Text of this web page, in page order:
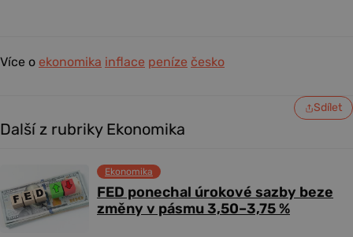
Více o ekonomika inflace peníze česko
Sdílet
Další z rubriky Ekonomika
FED ponechal úrokové sazby beze
změny v pásmu 3,50–3,75 %
Ekonomika